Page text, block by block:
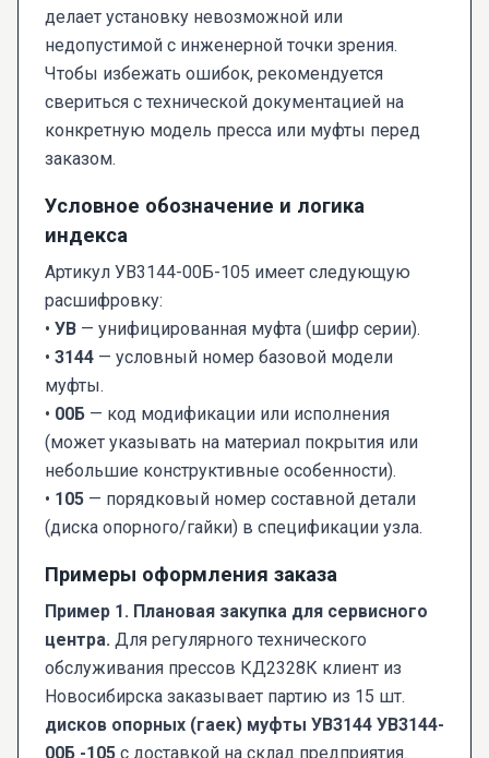
делает установку невозможной или
недопустимой с инженерной точки зрения.
Чтобы избежать ошибок, рекомендуется
свериться с технической документацией на
конкретную модель пресса или муфты перед
заказом.
Условное обозначение и логика
индекса
Артикул УВ3144-00Б-105 имеет следующую
расшифровку:
• УВ — унифицированная муфта (шифр серии).
• 3144 — условный номер базовой модели
муфты.
• 00Б — код модификации или исполнения
(может указывать на материал покрытия или
небольшие конструктивные особенности).
• 105 — порядковый номер составной детали
(диска опорного/гайки) в спецификации узла.
Примеры оформления заказа
Пример 1. Плановая закупка для сервисного
центра. Для регулярного технического
обслуживания прессов КД2328К клиент из
Новосибирска заказывает партию из 15 шт.
дисков опорных (гаек) муфты УВ3144 УВ3144-
00Б -105 с доставкой на склад предприятия.